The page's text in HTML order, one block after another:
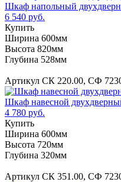
Шкаф напольный
6 540 руб.
Купить
Ширина 600мм
Высота 820мм
Глубина 528мм
Артикул СК 220.00, СФ
Шкаф навесной
4 780 руб.
Купить
Ширина 600мм
Высота 720мм
Глубина 320мм
Артикул СК 351.00, СФ